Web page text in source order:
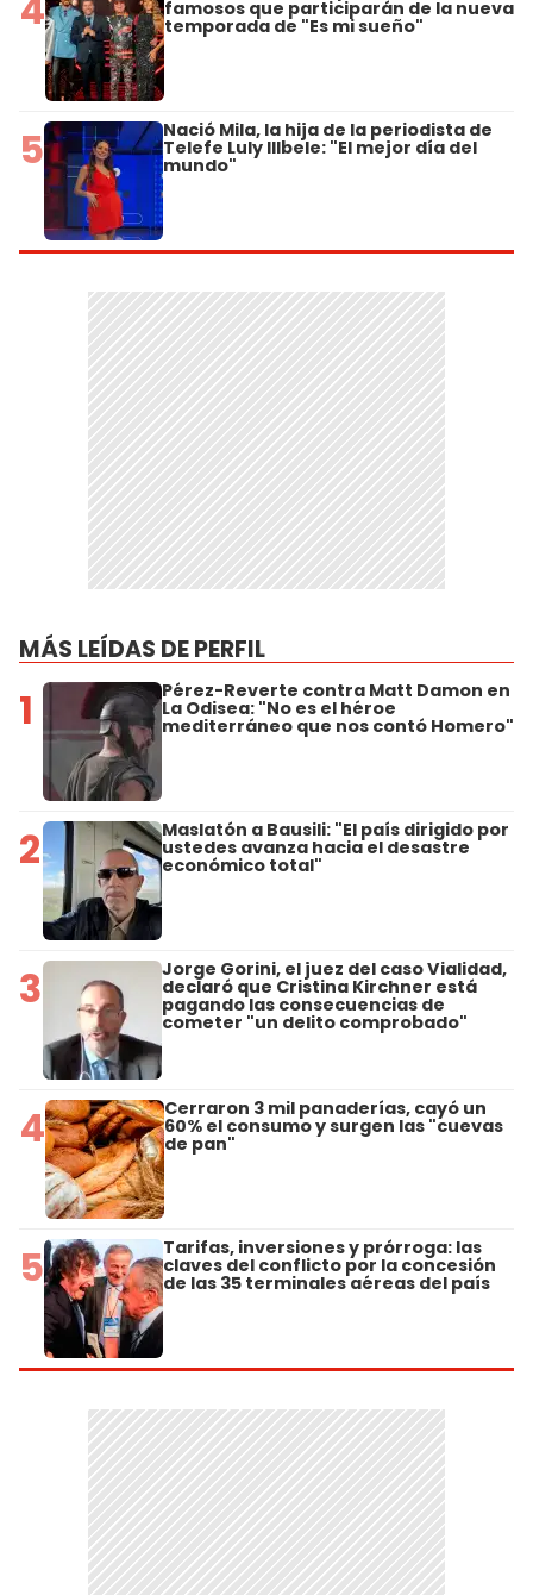
famosos que participarán de la nueva
temporada de "Es mi sueño"
5 Nació Mila, la hija de la periodista de
Telefe Luly Illbele: "El mejor día del
mundo"
MÁS LEÍDAS DE PERFIL
1 Pérez-Reverte contra Matt Damon en
La Odisea: "No es el héroe
mediterráneo que nos contó Homero"
2 Maslatón a Bausili: "El país dirigido por
ustedes avanza hacia el desastre
económico total"
3 Jorge Gorini, el juez del caso Vialidad,
declaró que Cristina Kirchner está
pagando las consecuencias de
cometer "un delito comprobado"
4 Cerraron 3 mil panaderías, cayó un
60% el consumo y surgen las "cuevas
de pan"
5 Tarifas, inversiones y prórroga: las
claves del conflicto por la concesión
de las 35 terminales aéreas del país